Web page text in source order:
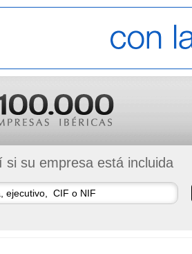
si su empresa está incluida